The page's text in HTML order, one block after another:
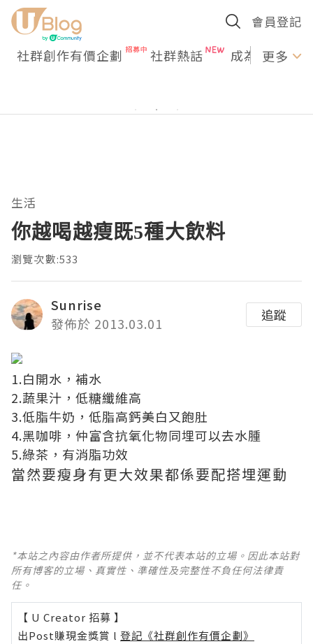
會員登記
社群創作有價企劃 社群熱話 成為U更多
生活
你越喝越瘦既5種大飲料
瀏覽次數:533
Sunrise
發佈於 2013.03.01
追蹤
1.白開水，補水
2.蔬果汁，低糖纖維高
3.低脂牛奶，低脂高鈣美白又飽肚
4.黑咖啡，仲富含抗氧化物同埋可以去水腫
5.綠茶，有消脂功效
當然要瘦身有更大效果都係要配搭埋運動
*本站之內容由作者所提供，並不代表本站的立場。因此本站對
所有博客的立場、真實性、準確性及完整性不負任何法律責
任。
【 U Creator 招募 】
出Post賺現金獎賞 l 登記《社群創作有價企劃》